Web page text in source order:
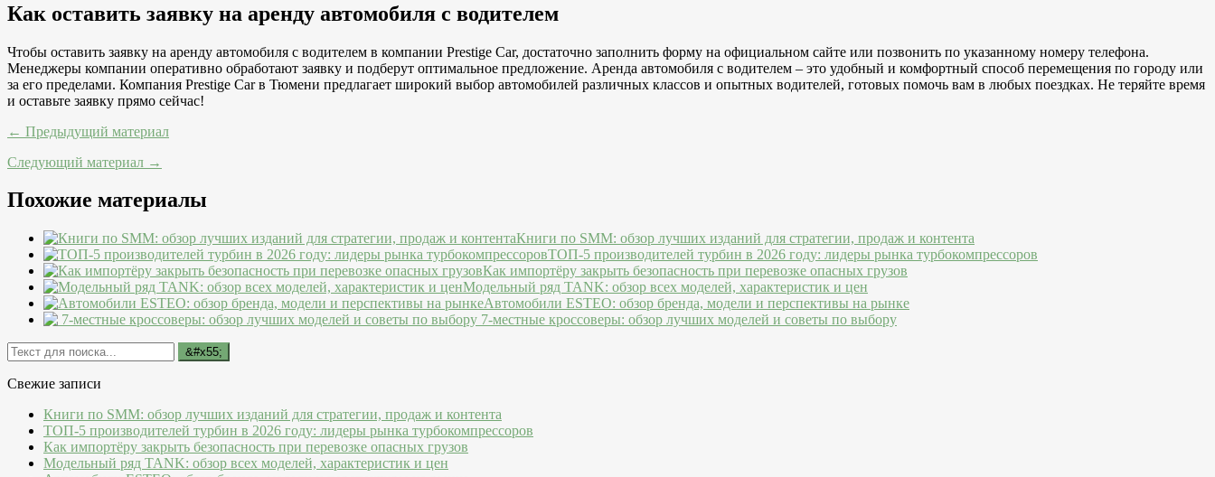
Как оставить заявку на аренду автомобиля с водителем
Чтобы оставить заявку на аренду автомобиля с водителем в компании Prestige Car, достаточно заполнить форму на официальном сайте или позвонить по указанному номеру телефона.
Менеджеры компании оперативно обработают заявку и подберут оптимальное предложение. Аренда автомобиля с водителем – это удобный и комфортный способ перемещения по городу или
за его пределами. Компания Prestige Car в Тюмени предлагает широкий выбор автомобилей различных классов и опытных водителей, готовых помочь вам в любых поездках. Не теряйте время
и оставьте заявку прямо сейчас!
← Предыдущий материал
Следующий материал →
Похожие материалы
Книги по SMM: обзор лучших изданий для стратегии, продаж и контента
ТОП-5 производителей турбин в 2026 году: лидеры рынка турбокомпрессоров
Как импортёру закрыть безопасность при перевозке опасных грузов
Модельный ряд TANK: обзор всех моделей, характеристик и цен
Автомобили ESTEO: обзор бренда, модели и перспективы на рынке
7-местные кроссоверы: обзор лучших моделей и советы по выбору
Свежие записи
Книги по SMM: обзор лучших изданий для стратегии, продаж и контента
ТОП-5 производителей турбин в 2026 году: лидеры рынка турбокомпрессоров
Как импортёру закрыть безопасность при перевозке опасных грузов
Модельный ряд TANK: обзор всех моделей, характеристик и цен